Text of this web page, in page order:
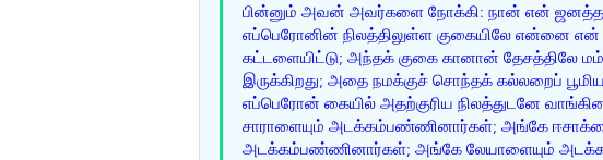
பின்னும் அவன் அவர்களை நோக்கி: நான் என்
எப்பெரோனின் நிலத்திலுள்ள குகையிலே என்னை
கட்டளையிட்டு; அந்தக் குகை கானான் தேசத்திலே
இருக்கிறது; அதை நமக்குச் சொந்தக் கல்லறைப்
எப்பெரோன் கையில் அதற்குரிய நிலத்துடனே
சாராளையும் அடக்கம்பண்ணினார்கள்; அங்கே
அடக்கம்பண்ணினார்கள்; அங்கே லேயாளையும்